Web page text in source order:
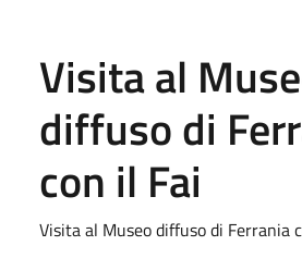
Visita al
diffuso di
con il Fai
Visita al Museo diffuso di Ferrania